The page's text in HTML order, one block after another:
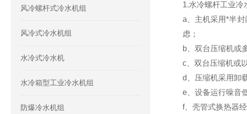
风冷螺杆式冷水机组
风冷式冷水机组
水冷式冷水机
水冷箱型工业冷水机组
防爆冷水机组
1.水冷螺杆工业冷
a
主机采用*半
虑；
b、 双台压缩机或
c、 双台压缩机或
d
压缩机采用卸
e、设备运行噪音
f、壳管式换热器